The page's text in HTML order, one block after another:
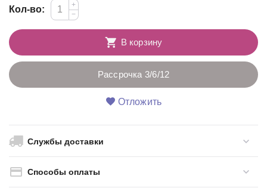
Кол-во:
+
−
В корзину
Рассрочка 3/6/12
Отложить
Службы доставки
Способы оплаты